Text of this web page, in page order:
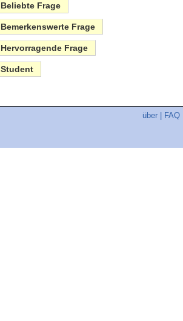
Beliebte Frage
Bemerkenswerte Frage
Hervorragende Frage
Student
über FAQ